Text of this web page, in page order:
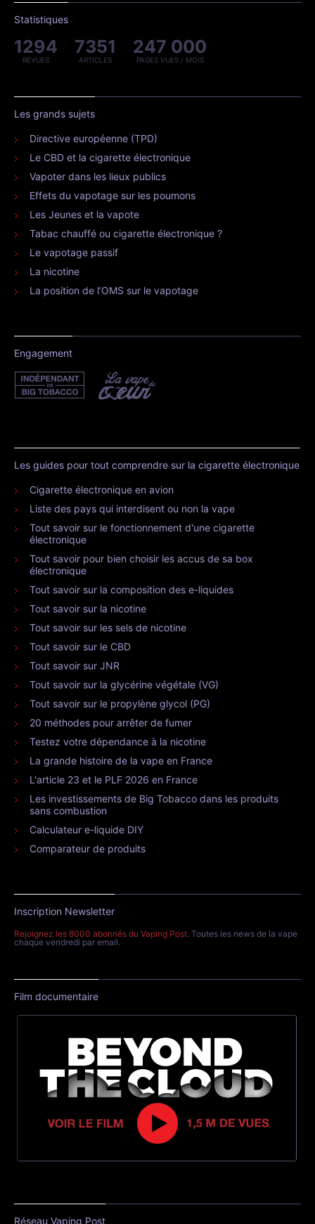
Statistiques
1294
REVUES
7351
ARTICLES
247 000
PAGES VUES / MOIS
Les grands sujets
Directive européenne (TPD)
Le CBD et la cigarette électronique
Vapoter dans les lieux publics
Effets du vapotage sur les poumons
Les Jeunes et la vapote
Tabac chauffé ou cigarette électronique ?
Le vapotage passif
La nicotine
La position de l’OMS sur le vapotage
Engagement
Les guides pour tout comprendre sur la cigarette électronique
Cigarette électronique en avion
Liste des pays qui interdisent ou non la vape
Tout savoir sur le fonctionnement d'une cigarette
électronique
Tout savoir pour bien choisir les accus de sa box
électronique
Tout savoir sur la composition des e-liquides
Tout savoir sur la nicotine
Tout savoir sur les sels de nicotine
Tout savoir sur le CBD
Tout savoir sur JNR
Tout savoir sur la glycérine végétale (VG)
Tout savoir sur le propylène glycol (PG)
20 méthodes pour arrêter de fumer
Testez votre dépendance à la nicotine
La grande histoire de la vape en France
L'article 23 et le PLF 2026 en France
Les investissements de Big Tobacco dans les produits
sans combustion
Calculateur e-liquide DIY
Comparateur de produits
Inscription Newsletter
Rejoignez les 8000 abonnés du Vaping Post. Toutes les news de la vape
chaque vendredi par email.
Film documentaire
Réseau Vaping Post